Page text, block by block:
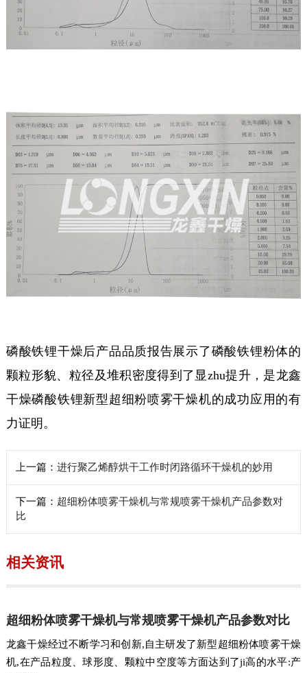
磷酸铁锂干燥后产品品质报告展示了磷酸铁锂粉体的
颗粒形貌、粒径及堆积密度得到了显zhu提升，是龙鑫
干燥磷酸铁锂新型超细粉喷雾干燥机的成功应用的有
力证明。
上一篇： 进行聚乙烯醇烘干工作时闭路循环干燥机的妙用
下一篇： 超细粉体喷雾干燥机与常规喷雾干燥机产品参数对
比
相关资讯
超细粉体喷雾干燥机与常规喷雾干燥机产品参数对比
龙鑫干燥经过不断学习和创新,自主研发了新型超细粉体喷雾干燥
机,在产品粒度、球形度、颗粒中空度等方面达到了ji高的水平:产